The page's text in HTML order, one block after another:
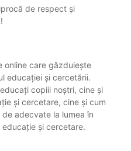
de respect și
online care găzduiește
educației și cercetării.
copiii noștri, cine și
și cercetare, cine și cum
adecvate la lumea în
și cercetare.